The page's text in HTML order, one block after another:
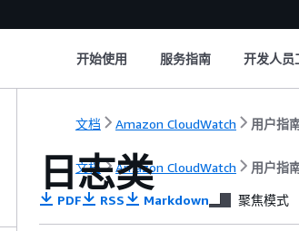
开始使用 服务指南 开发人员
文档 Amazon CloudWatch 用户指
文档 Amazon CloudWatch 用户指
日志类
PDF RSS Markdown 聚焦模式